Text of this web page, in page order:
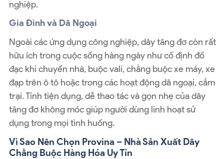
nghiệp.
Gia Đình và Dã Ngoại
Ngoài các ứng dụng công nghiệp, dây tăng đơ còn rất
hữu ích trong cuộc sống hàng ngày như cố định đồ
đạc khi chuyển nhà, buộc vali, chằng buộc xe máy, xe
đạp trên ô tô hoặc trong các hoạt động dã ngoại, cắm
trại. Tính tiện dụng, dễ thao tác và gọn nhẹ của dây
tăng đơ không móc giúp người dùng linh hoạt sử
dụng trong mọi tình huống.
Vì Sao Nên Chọn Provina – Nhà Sản Xuất Dây
Chằng Buộc Hàng Hóa Uy Tín